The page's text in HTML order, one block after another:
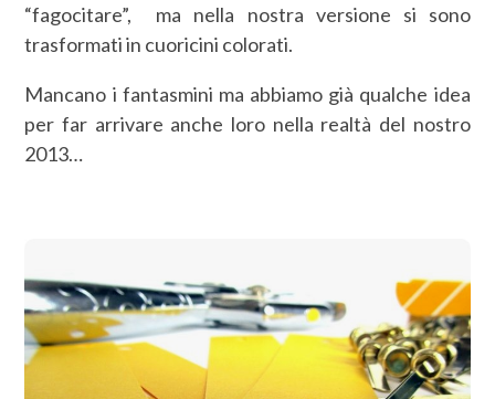
“fagocitare”, ma nella nostra versione si sono
trasformati in cuoricini colorati.
Mancano i fantasmini ma abbiamo già qualche idea
per far arrivare anche loro nella realtà del nostro
2013…